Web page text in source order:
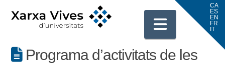
Programa d’activitats de les